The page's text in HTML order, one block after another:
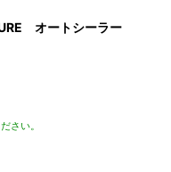
オートシーラー
さい。